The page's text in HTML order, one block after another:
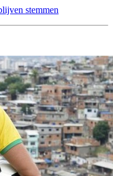
stemmen